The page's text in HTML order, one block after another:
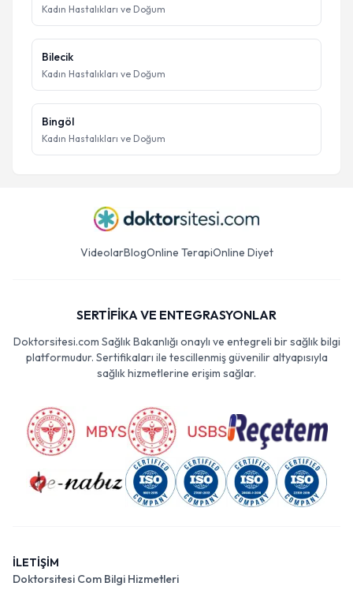
Kadın Hastalıkları ve Doğum
Bilecik
Kadın Hastalıkları ve Doğum
Bingöl
Kadın Hastalıkları ve Doğum
VideolarBlogOnline TerapiOnline Diyet
SERTİFİKA VE ENTEGRASYONLAR
Doktorsitesi.com Sağlık Bakanlığı onaylı ve entegreli bir sağlık bilgi
platformudur. Sertifikaları ile tescillenmiş güvenilir altyapısıyla
sağlık hizmetlerine erişim sağlar.
İLETİŞİM
Doktorsitesi Com Bilgi Hizmetleri